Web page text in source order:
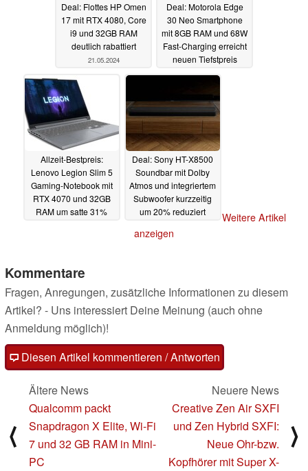
Deal: Flottes HP Omen
17 mit RTX 4080, Core
i9 und 32GB RAM
deutlich rabattiert
21.05.2024
Deal: Motorola Edge
30 Neo Smartphone
mit 8GB RAM und 68W
Fast-Charging erreicht
neuen Tiefstpreis
21.05.2024
Allzeit-Bestpreis:
Lenovo Legion Slim 5
Gaming-Notebook mit
RTX 4070 und 32GB
RAM um satte 31%
Deal: Sony HT-X8500
Soundbar mit Dolby
Atmos und integriertem
Subwoofer kurzzeitig
um 20% reduziert
Weitere Artikel
anzeigen
Kommentare
Fragen, Anregungen, zusätzliche Informationen zu diesem
Artikel? - Uns interessiert Deine Meinung (auch ohne
Anmeldung möglich)!
Diesen Artikel kommentieren / Antworten
⟨
Ältere News
Qualcomm packt
Snapdragon X Elite, Wi-Fi
7 und 32 GB RAM in Mini-
PC
Neuere News
Creative Zen Air SXFI
und Zen Hybrid SXFI:
Neue Ohr-bzw.
Kopfhörer mit Super X-
⟩